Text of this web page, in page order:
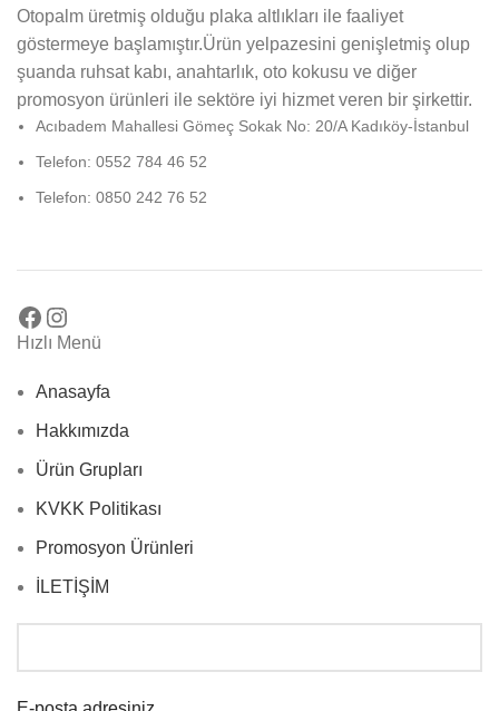
Otopalm üretmiş olduğu plaka altlıkları ile faaliyet
göstermeye başlamıştır.Ürün yelpazesini genişletmiş olup
şuanda ruhsat kabı, anahtarlık, oto kokusu ve diğer
promosyon ürünleri ile sektöre iyi hizmet veren bir şirkettir.
Acıbadem Mahallesi Gömeç Sokak No: 20/A Kadıköy-İstanbul
Telefon: 0552 784 46 52
Telefon: 0850 242 76 52
Hızlı Menü
Anasayfa
Hakkımızda
Ürün Grupları
KVKK Politikası
Promosyon Ürünleri
İLETİŞİM